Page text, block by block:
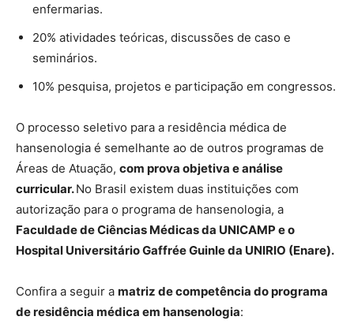
enfermarias.
20% atividades teóricas, discussões de caso e
seminários.
10% pesquisa, projetos e participação em congressos.
O processo seletivo para a residência médica de
hansenologia é semelhante ao de outros programas de
Áreas de Atuação, com prova objetiva e análise
curricular.No Brasil existem duas instituições com
autorização para o programa de hansenologia, a
Faculdade de Ciências Médicas da UNICAMP e o
Hospital Universitário Gaffrée Guinle da UNIRIO (Enare).
Confira a seguir a matriz de competência do programa
de residência médica em hansenologia: